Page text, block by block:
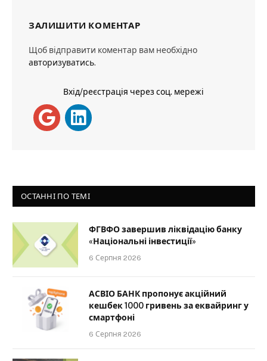
ЗАЛИШИТИ КОМЕНТАР
Щоб відправити коментар вам необхідно
авторизуватись.
Вхід/реєстрація через соц. мережі
ОСТАННІ ПО ТЕМІ
ФГВФО завершив ліквідацію банку
«Національні інвестиції»
6 Серпня 2026
АСВІО БАНК пропонує акційний
кешбек 1000 гривень за еквайринг у
смартфоні
6 Серпня 2026